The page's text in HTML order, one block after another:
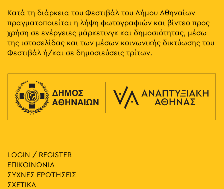
Κατά τη διάρκεια του Φεστιβάλ του Δήμου Αθηναίων
πραγματοποιείται η λήψη φωτογραφιών και βίντεο προς
χρήση σε ενέργειες μάρκετινγκ και δημοσιότητας, μέσω
της ιστοσελίδας και των μέσων κοινωνικής δικτύωσης του
Φεστιβάλ ή/και σε δημοσιεύσεις τρίτων.
LOGIN / REGISTER
ΕΠΙΚΟΙΝΩΝΙΑ
ΣΥΧΝΕΣ ΕΡΩΤΗΣΕΙΣ
ΣΧΕΤΙΚΑ